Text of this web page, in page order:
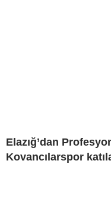
Elazığ’dan
Kovancılarspor